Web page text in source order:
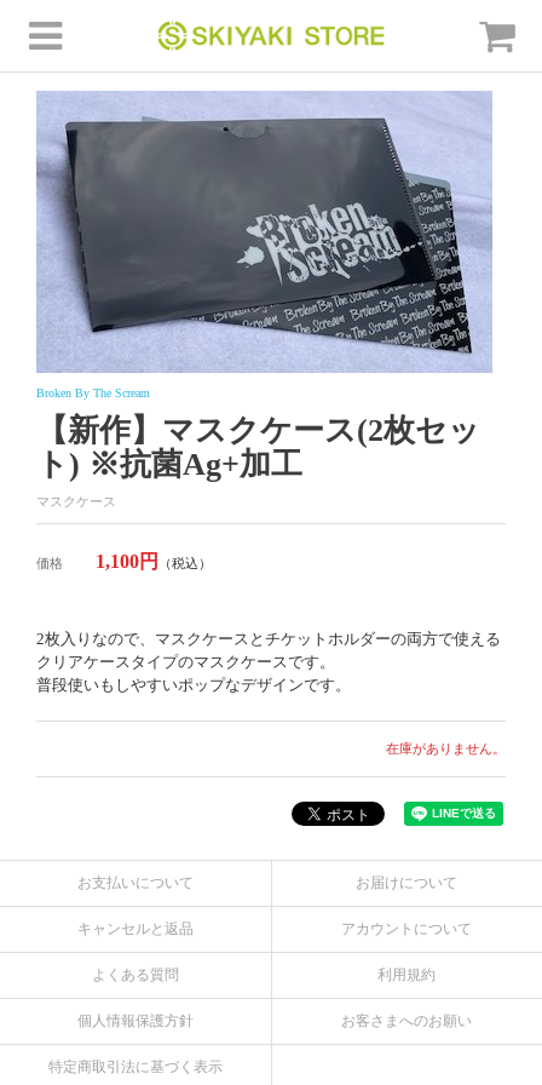
Broken By The Scream
【新作】マスクケース(2枚セッ
ト) ※抗菌Ag+加工
マスクケース
価格 1,100円 （税込）
2枚入りなので、マスクケースとチケットホルダーの両方で使える
クリアケースタイプのマスクケースです。
普段使いもしやすいポップなデザインです。
在庫がありません。
お支払いについて お届けについて
キャンセルと返品 アカウントについて
よくある質問 利用規約
個人情報保護方針 お客さまへのお願い
特定商取引法に基づく表示